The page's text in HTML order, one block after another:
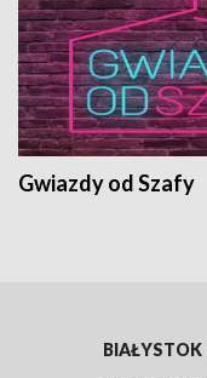
Gwiazdy od Szafy
BIAŁYSTOK